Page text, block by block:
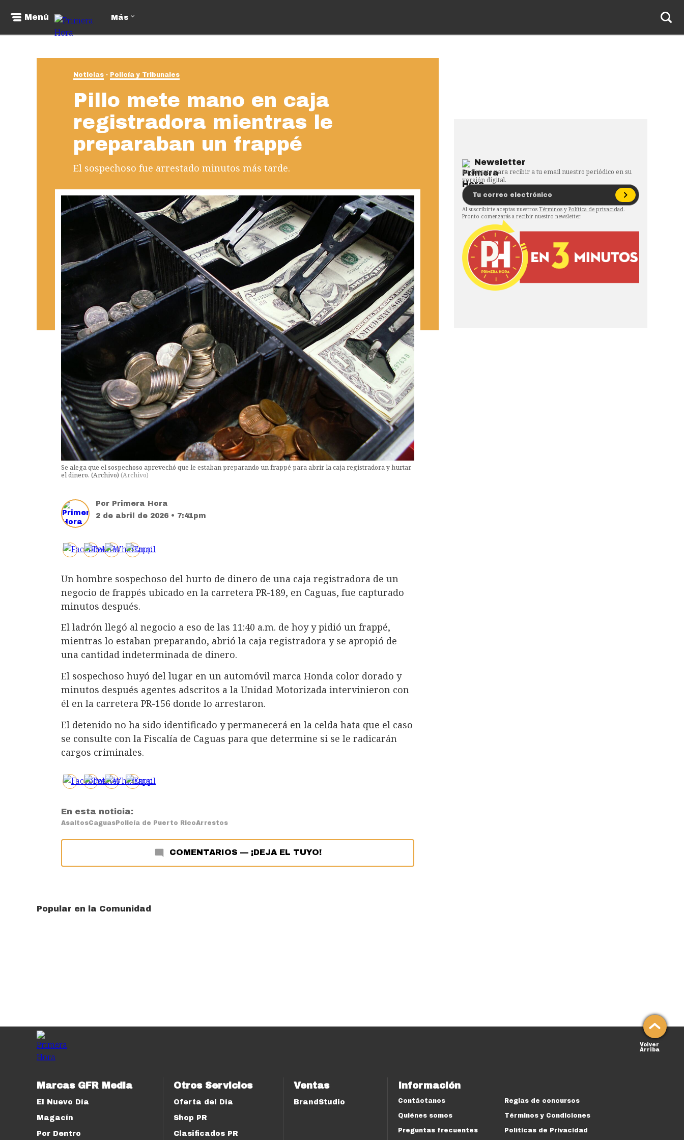
Menú Más
Noticias Policía y Tribunales
Pillo mete mano en caja
registradora mientras le
preparaban un frappé
El sospechoso fue arrestado minutos más tarde.
Se alega que el sospechoso aprevechó que le estaban preparando un frappé para abrir la caja registradora y hurtar
el dinero. (Archivo) (Archivo)
Por Primera Hora
2 de abril de 2026 • 7:41pm
Un hombre sospechoso del hurto de dinero de una caja registradora de un
negocio de frappés ubicado en la carretera PR-189, en Caguas, fue capturado
minutos después.
El ladrón llegó al negocio a eso de las 11:40 a.m. de hoy y pidió un frappé,
mientras lo estaban preparando, abrió la caja registradora y se apropió de
una cantidad indeterminada de dinero.
El sospechoso huyó del lugar en un automóvil marca Honda color dorado y
minutos después agentes adscritos a la Unidad Motorizada intervinieron con
él en la carretera PR-156 donde lo arrestaron.
El detenido no ha sido identificado y permanecerá en la celda hata que el caso
se consulte con la Fiscalía de Caguas para que determine si se le radicarán
cargos criminales.
En esta noticia:
AsaltosCaguasPolicía de Puerto RicoArrestos
COMENTARIOS — ¡DEJA EL TUYO!
Popular en la Comunidad
Newsletter
Regístrate para recibir a tu email nuestro periódico en su
versión digital.
Al suscribirte aceptas nuestros Términos y Política de privacidad.
Pronto comenzarás a recibir nuestro newsletter.
Volver
Arriba
Marcas GFR Media
El Nuevo Día
Magacín
Por Dentro
Otros Servicios
Oferta del Día
Shop PR
Clasificados PR
Ventas
BrandStudio
Información
Contáctanos
Quiénes somos
Preguntas frecuentes
Reglas de concursos
Términos y Condiciones
Políticas de Privacidad